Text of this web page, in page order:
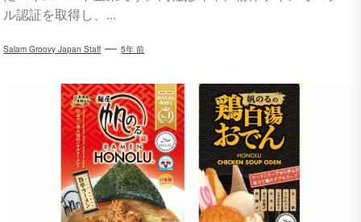
ル認証を取得し、...
Salam Groovy Japan Staff 5年 前